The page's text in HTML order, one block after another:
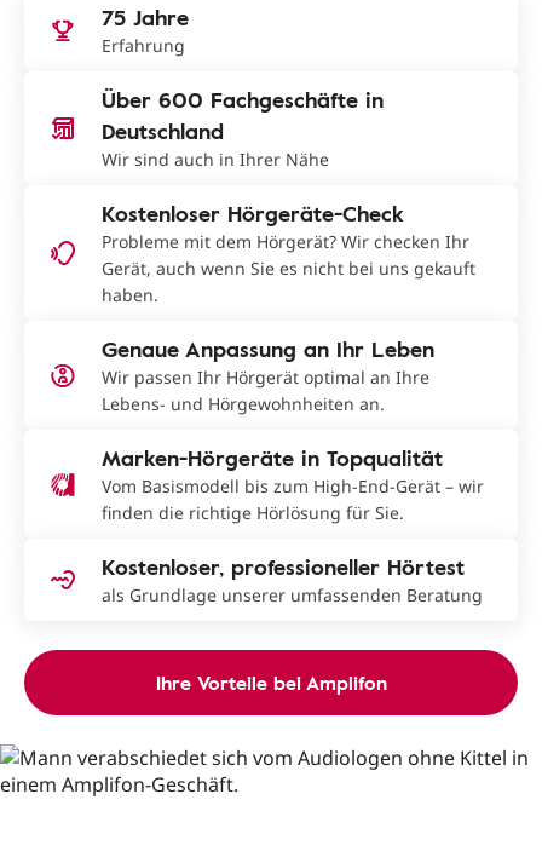
75 Jahre
Erfahrung
Über 600 Fachgeschäfte in
Deutschland
Wir sind auch in Ihrer Nähe
Kostenloser Hörgeräte-Check
Probleme mit dem Hörgerät? Wir checken Ihr
Gerät, auch wenn Sie es nicht bei uns gekauft
haben.
Genaue Anpassung an Ihr Leben
Wir passen Ihr Hörgerät optimal an Ihre
Lebens- und Hörgewohnheiten an.
Marken-Hörgeräte in Topqualität
Vom Basismodell bis zum High-End-Gerät – wir
finden die richtige Hörlösung für Sie.
Kostenloser, professioneller Hörtest
als Grundlage unserer umfassenden Beratung
Ihre Vorteile bei Amplifon